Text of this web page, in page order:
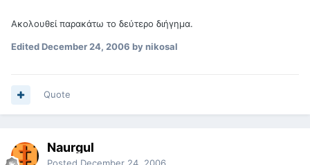
Ακολουθεί παρακάτω το δεύτερο διήγημα.
EditedDecember 24, 2006 by nikosal
Quote
Naurgul